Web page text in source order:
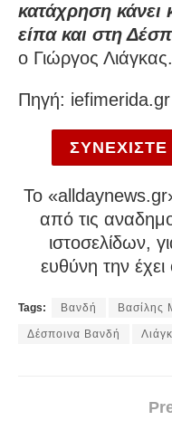
κατάχρηση
είπα και στη
ο Γιώργος Λιάγκας.
Πηγή: iefimerida.gr
ΣΥΝΕΧΙΣΤΕ
To
από τις
ιστοσελίδων,
ευθύνη την
Tags: Βανδή Βασίλης
Δέσποινα Βανδή